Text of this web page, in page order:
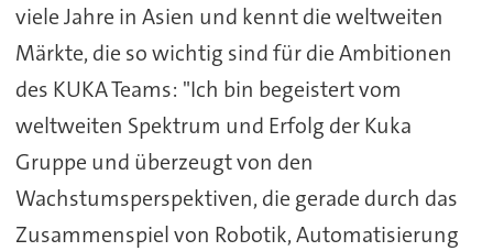
viele Jahre in Asien und kennt die weltweiten
Märkte, die so wichtig sind für die Ambitionen
des KUKA Teams: "Ich bin begeistert vom
weltweiten Spektrum und Erfolg der Kuka
Gruppe und überzeugt von den
Wachstumsperspektiven, die gerade durch das
Zusammenspiel von Robotik, Automatisierung